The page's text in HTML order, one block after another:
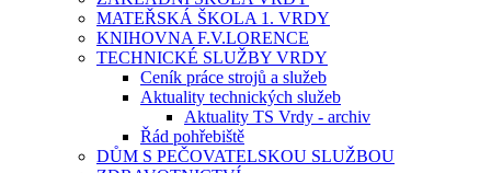
MATEŘSKÁ ŠKOLA 1. VRDY
KNIHOVNA F.V.LORENCE
TECHNICKÉ SLUŽBY VRDY
Ceník práce strojů a služeb
Aktuality technických služeb
Aktuality TS Vrdy - archiv
Řád pohřebiště
DŮM S PEČOVATELSKOU SLUŽBOU